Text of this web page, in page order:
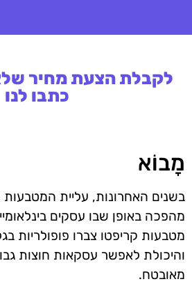
לקבלת הצעת מחיר
כתבו לנו
מָבוֹא
בשנים האחרונות, עליית המטבעות
מהפכה באופן שבו עסקים
מטבעות קריפטו צברו פופולריות
והיכולת לאפשר עסקאות חוצות
מאובטח.